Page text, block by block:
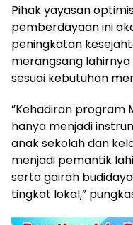
​Pihak yayasan
pemberdayaan ini
peningkatan
merangsang
sesuai kebutuhan
​”Kehadiran program
hanya menjadi
anak sekolah dan
menjadi pemantik
serta gairah
tingkat lokal,”